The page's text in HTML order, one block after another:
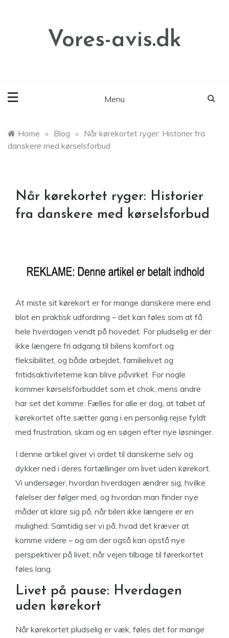
Vores-avis.dk
Menu
Home » Blog » Når kørekortet ryger: Historier fra
danskere med kørselsforbud
Når kørekortet ryger: Historier
fra danskere med kørselsforbud
At miste sit kørekort er for mange danskere mere end
blot en praktisk udfordring – det kan føles som at få
hele hverdagen vendt på hovedet. For pludselig er der
ikke længere fri adgang til bilens komfort og
fleksibilitet, og både arbejdet, familielivet og
fritidsaktiviteterne kan blive påvirket. For nogle
kommer kørselsforbuddet som et chok, mens andre
har set det komme. Fælles for alle er dog, at tabet af
kørekortet ofte sætter gang i en personlig rejse fyldt
med frustration, skam og en søgen efter nye løsninger.
I denne artikel giver vi ordet til danskerne selv og
dykker ned i deres fortællinger om livet uden kørekort.
Vi undersøger, hvordan hverdagen ændrer sig, hvilke
følelser der følger med, og hvordan man finder nye
måder at klare sig på, når bilen ikke længere er en
mulighed. Samtidig ser vi på, hvad det kræver at
komme videre – og om der også kan opstå nye
perspektiver på livet, når vejen tilbage til førerkortet
føles lang.
Livet på pause: Hverdagen
uden kørekort
Når kørekortet pludselig er væk, føles det for mange